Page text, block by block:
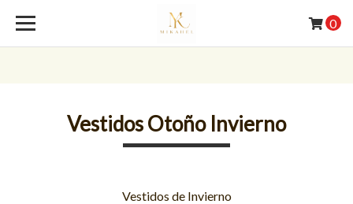
0
Vestidos Otoño Invierno
Vestidos de Invierno